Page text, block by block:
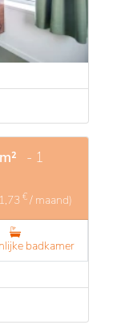
- 1
€ / maand)
badkamer